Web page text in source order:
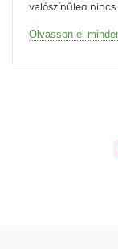
valószínűleg
termesztik, városi
Olvasson el